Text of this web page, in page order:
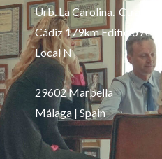
Urb. La Carolina. Ctra. de
Cádiz 179km Edificio Aries,
Local N
29602 Marbella
Málaga | Spain